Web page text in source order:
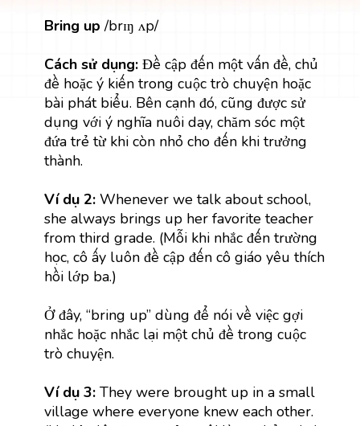
Bring up /brɪŋ ʌp/
Cách sử dụng:Đề cập đến một vấn đề, chủ
đề hoặc ý kiến trong cuộc trò chuyện hoặc
bài phát biểu. Bên cạnh đó, cũng được sử
dụng với ý nghĩa nuôi dạy, chăm sóc một
đứa trẻ từ khi còn nhỏ cho đến khi trưởng
thành.
Ví dụ 2:Whenever we talk about school,
she always brings up her favorite teacher
from third grade. (Mỗi khi nhắc đến trường
học, cô ấy luôn đề cập đến cô giáo yêu thích
hồi lớp ba.)
Ở đây, “bring up” dùng để nói về việc gợi
nhắc hoặc nhắc lại một chủ đề trong cuộc
trò chuyện.
Ví dụ 3:They were brought up in a small
village where everyone knew each other.